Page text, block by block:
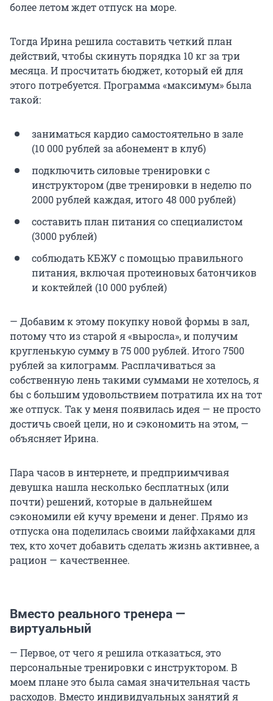
более летом ждет отпуск на море.
Тогда Ирина решила составить четкий план
действий, чтобы скинуть порядка 10 кг за три
месяца. И просчитать бюджет, который ей для
этого потребуется. Программа «максимум» была
такой:
заниматься кардио самостоятельно в зале
(10 000 рублей за абонемент в клуб)
подключить силовые тренировки с
инструктором (две тренировки в неделю по
2000 рублей каждая, итого 48 000 рублей)
составить план питания со специалистом
(3000 рублей)
соблюдать КБЖУ с помощью правильного
питания, включая протеиновых батончиков
и коктейлей (10 000 рублей)
— Добавим к этому покупку новой формы в зал,
потому что из старой я «выросла», и получим
кругленькую сумму в 75 000 рублей. Итого 7500
рублей за килограмм. Расплачиваться за
собственную лень такими суммами не хотелось, я
бы с большим удовольствием потратила их на тот
же отпуск. Так у меня появилась идея — не просто
достичь своей цели, но и сэкономить на этом, —
объясняет Ирина.
Пара часов в интернете, и предприимчивая
девушка нашла несколько бесплатных (или
почти) решений, которые в дальнейшем
сэкономили ей кучу времени и денег. Прямо из
отпуска она поделилась своими лайфхаками для
тех, кто хочет добавить сделать жизнь активнее, а
рацион — качественнее.
Вместо реального тренера —
виртуальный
— Первое, от чего я решила отказаться, это
персональные тренировки с инструктором. В
моем плане это была самая значительная часть
расходов. Вместо индивидуальных занятий я